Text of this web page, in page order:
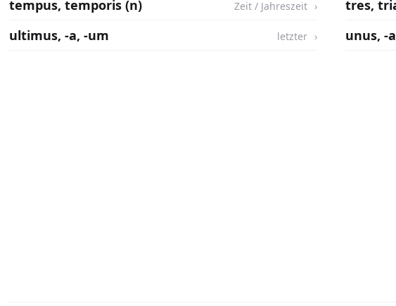
tempus, temporis (n) Zeit / Jahreszeit tres,
ultimus, -a, -um letzter unus, -